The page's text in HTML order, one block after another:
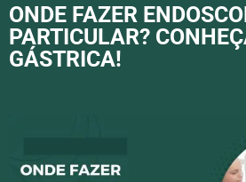
ONDE FAZER
PARTICULAR?
GÁSTRICA!